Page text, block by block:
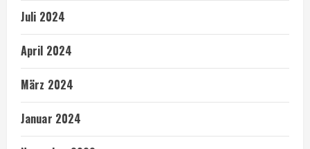
Juli 2024
April 2024
März 2024
Januar 2024